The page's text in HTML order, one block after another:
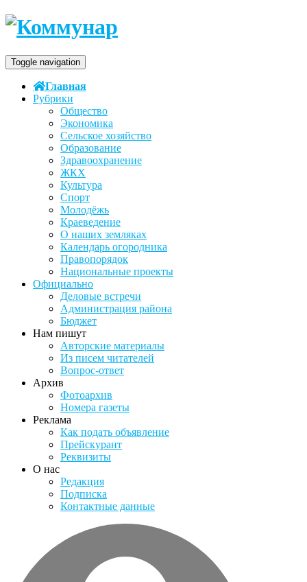
Toggle navigation
Главная
Рубрики
Общество
Экономика
Сельское хозяйство
Образование
Здравоохранение
ЖКХ
Культура
Спорт
Молодёжь
Краеведение
О наших земляках
Календарь огородника
Правопорядок
Национальные проекты
Официально
Деловые встречи
Администрация района
Бюджет
Нам пишут
Авторские материалы
Из писем читателей
Вопрос-ответ
Архив
Фотоархив
Номера газеты
Реклама
Как подать объявление
Прейскурант
Реквизиты
О нас
Редакция
Подписка
Контактные данные